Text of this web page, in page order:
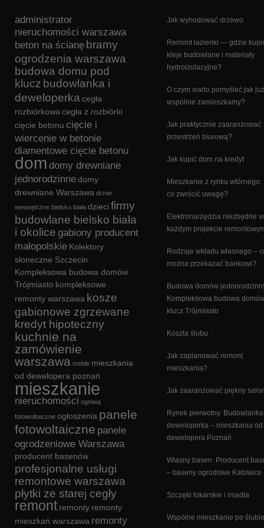
administrator
nieruchomości warszawa
beton na ścianę bramy
ogrodzenia warszawa
budowa domu pod
klucz budowlanka i
deweloperka cegła
rozbiórkowa cegła z rozbiórki
cięcie betonu cięcie i
wiercenie w betonie
diamentowe cięcie betonu
dom domy drewniane
jednorodzinnedomy
drewniane Warszawa drzwi
wewnętrzne bielsko biała dzieci firmy
budowlane bielsko biała
i okolice gabiony producent
małopolskie Kolektory
słoneczne Szczecin
Kompleksowa budowa domów
Trójmiasto kompleksowe
remonty warszawa kosze
gabionowe zgrzewane
kredyt hipoteczny
kuchnie na
zamówienie
warszawa meble mieszkania
od dewelopera poznań
mieszkanie
nieruchomości ogniwa
fotowoltaiczne ogłoszenia panele
fotowoltaiczne panele
ogrodzeniowe Warszawa
producent basenów
profesjonalne usługi
remontowe warszawa
płytki ze starej cegły
remont remonty remonty
mieszkań warszawa remonty
Jak wyhodować drzewo
Remont łazienki — gdzie
kleje budowlane i materiały
hydroizolacyjne?
O czym warto pomyśleć jak już
wspólnie zamieszkamy?
Jak praktycznie zaaranżować
przestrzeń biurową?
Jak kupić dom na kredyt
Mieszkanie z rynku wtórnego.
co zwrócić uwagę?
Elektronarzędzia niezbędne w
każdym projekcie
Rodzaje wkładu własnego –
można przekazać bankowi?
Budowa domów
Kompleksowa budowa
klucz Trójmiasto
Koszta ślubu
Jak zaplanować remont
mieszkania?
Jak zaaranżować piękny
Rynek pierwotny.
deweloperka – mieszkania od
dewelopera Poznań
Własny basen. Producent
– baseny ogrodowe Katowice
Szczęki tokarskie i imadła
Wspólne mieszkanie po ślubie